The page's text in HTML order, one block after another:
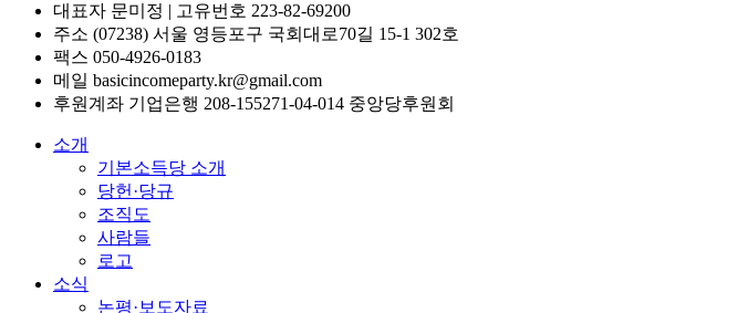
대표자 문미정 | 고유번호 223-82-69200
주소 (07238) 서울 영등포구 국회대로70길 15-1 302호
팩스 050-4926-0183
메일 basicincomeparty.kr@gmail.com
후원계좌 기업은행 208-155271-04-014 중앙당후원회
소개
기본소득당 소개
당헌·당규
조직도
사람들
로고
소식
논평·보도자료